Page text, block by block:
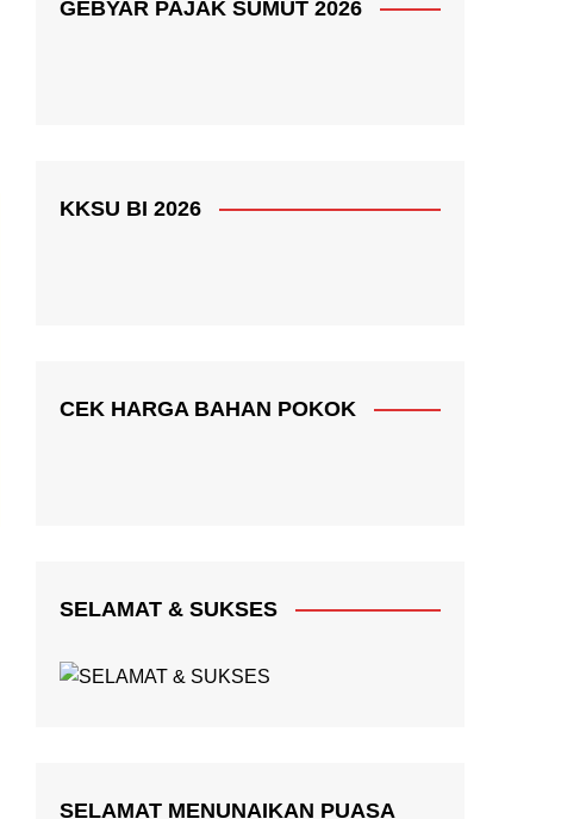
GEBYAR PAJAK SUMUT 2026
KKSU BI 2026
CEK HARGA BAHAN POKOK
SELAMAT & SUKSES
SELAMAT MENUNAIKAN PUASA